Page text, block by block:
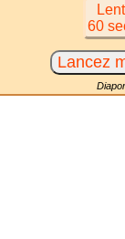
Lent
60